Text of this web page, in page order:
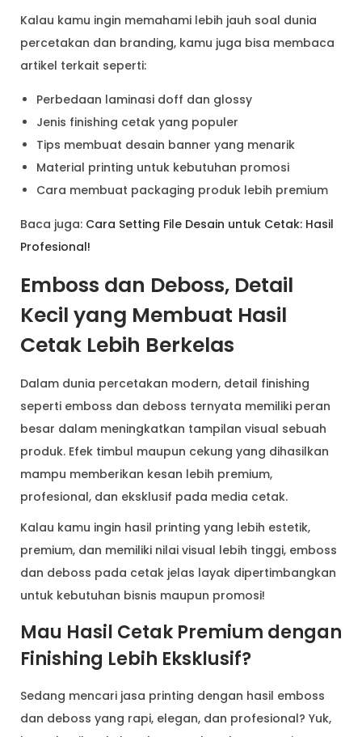
Kalau kamu ingin memahami lebih jauh soal dunia
percetakan dan branding, kamu juga bisa membaca
artikel terkait seperti:
Perbedaan laminasi doff dan glossy
Jenis finishing cetak yang populer
Tips membuat desain banner yang menarik
Material printing untuk kebutuhan promosi
Cara membuat packaging produk lebih premium
Baca juga: Cara Setting File Desain untuk Cetak: Hasil
Profesional!
Emboss dan Deboss, Detail
Kecil yang Membuat Hasil
Cetak Lebih Berkelas
Dalam dunia percetakan modern, detail finishing
seperti emboss dan deboss ternyata memiliki peran
besar dalam meningkatkan tampilan visual sebuah
produk. Efek timbul maupun cekung yang dihasilkan
mampu memberikan kesan lebih premium,
profesional, dan eksklusif pada media cetak.
Kalau kamu ingin hasil printing yang lebih estetik,
premium, dan memiliki nilai visual lebih tinggi, emboss
dan deboss pada cetak jelas layak dipertimbangkan
untuk kebutuhan bisnis maupun promosi!
Mau Hasil Cetak Premium dengan
Finishing Lebih Eksklusif?
Sedang mencari jasa printing dengan hasil emboss
dan deboss yang rapi, elegan, dan profesional? Yuk,